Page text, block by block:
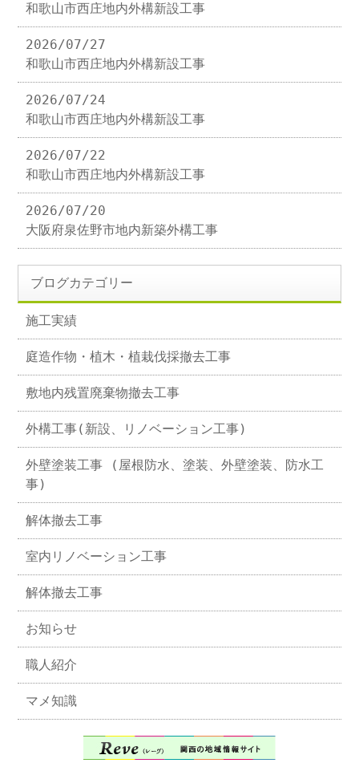
和歌山市西庄地内外構新設工事
2026/07/27
和歌山市西庄地内外構新設工事
2026/07/24
和歌山市西庄地内外構新設工事
2026/07/22
和歌山市西庄地内外構新設工事
2026/07/20
大阪府泉佐野市地内新築外構工事
ブログカテゴリー
施工実績
庭造作物・植木・植栽伐採撤去工事
敷地内残置廃棄物撤去工事
外構工事(新設、リノベーション工事)
外壁塗装工事 (屋根防水、塗装、外壁塗装、防水工
事)
解体撤去工事
室内リノベーション工事
解体撤去工事
お知らせ
職人紹介
マメ知識